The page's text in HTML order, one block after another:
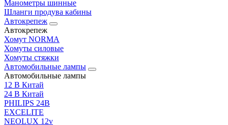
Манометры шинные
Шланги продува кабины
Автокрепеж
Автокрепеж
Хомут NORMA
Хомуты силовые
Хомуты стяжки
Автомобильные лампы
Автомобильные лампы
12 В Китай
24 В Китай
PHILIPS 24В
EXCELITE
NEOLUX 12v